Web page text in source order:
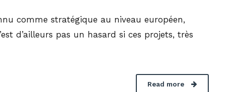
comme stratégique au niveau européen,
d’ailleurs pas un hasard si ces projets, très
Read more